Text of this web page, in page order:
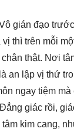
gián đạo
thì trên mỗi
thật. Nơi
an lập vị thứ
ngay tiệm mà
giác rồi,
kim cang,